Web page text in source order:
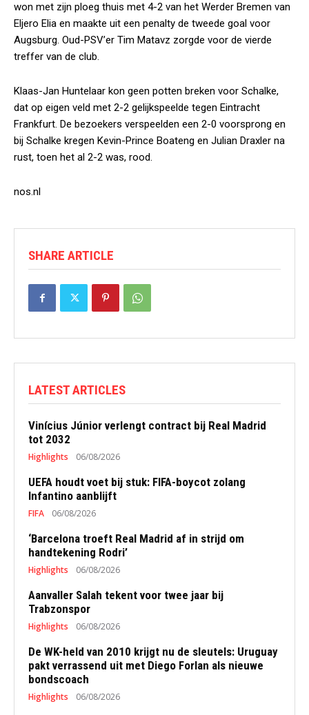
won met zijn ploeg thuis met 4-2 van het Werder Bremen van
Eljero Elia en maakte uit een penalty de tweede goal voor
Augsburg. Oud-PSV’er Tim Matavz zorgde voor de vierde
treffer van de club.
Klaas-Jan Huntelaar kon geen potten breken voor Schalke,
dat op eigen veld met 2-2 gelijkspeelde tegen Eintracht
Frankfurt. De bezoekers verspeelden een 2-0 voorsprong en
bij Schalke kregen Kevin-Prince Boateng en Julian Draxler na
rust, toen het al 2-2 was, rood.
nos.nl
SHARE ARTICLE
LATEST ARTICLES
Vinícius Júnior verlengt contract bij Real Madrid
tot 2032
Highlights 06/08/2026
UEFA houdt voet bij stuk: FIFA-boycot zolang
Infantino aanblijft
FIFA 06/08/2026
‘Barcelona troeft Real Madrid af in strijd om
handtekening Rodri’
Highlights 06/08/2026
Aanvaller Salah tekent voor twee jaar bij
Trabzonspor
Highlights 06/08/2026
De WK-held van 2010 krijgt nu de sleutels: Uruguay
pakt verrassend uit met Diego Forlan als nieuwe
bondscoach
Highlights 06/08/2026